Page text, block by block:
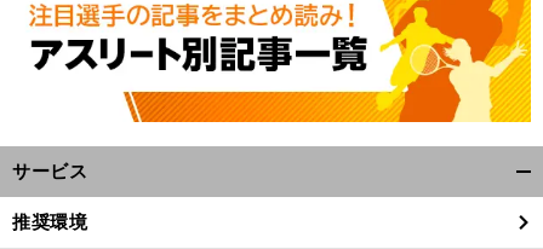
サービス
閉
推奨環境